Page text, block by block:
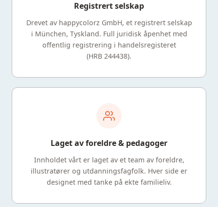
Registrert selskap
Drevet av happycolorz GmbH, et registrert selskap
i München, Tyskland. Full juridisk åpenhet med
offentlig registrering i handelsregisteret
(HRB 244438).
Laget av foreldre & pedagoger
Innholdet vårt er laget av et team av foreldre,
illustratører og utdanningsfagfolk. Hver side er
designet med tanke på ekte familieliv.